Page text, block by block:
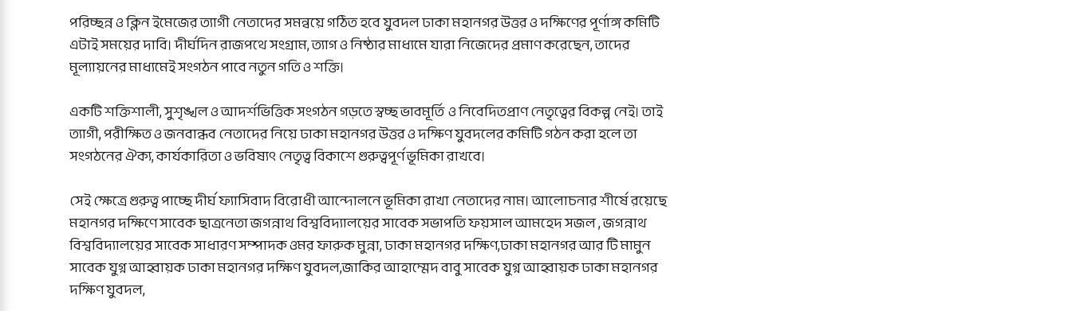
পরিচ্ছন্ন ও ক্লিন ইমেজের ত্যাগী নেতাদের সমন্বয়ে গঠিত হবে যুবদল ঢাকা মহানগর উত্তর ও দক্ষিণের পূর্ণাঙ্গ কমিটি
এটাই সময়ের দাবি। দীর্ঘদিন রাজপথে সংগ্রাম, ত্যাগ ও নিষ্ঠার মাধ্যমে যারা নিজেদের প্রমাণ করেছেন, তাদের
মূল্যায়নের মাধ্যমেই সংগঠন পাবে নতুন গতি ও শক্তি।
একটি শক্তিশালী, সুশৃঙ্খল ও আদর্শভিত্তিক সংগঠন গড়তে স্বচ্ছ ভাবমূর্তি ও নিবেদিতপ্রাণ নেতৃত্বের বিকল্প নেই। তাই
ত্যাগী, পরীক্ষিত ও জনবান্ধব নেতাদের নিয়ে ঢাকা মহানগর উত্তর ও দক্ষিণ যুবদলের কমিটি গঠন করা হলে তা
সংগঠনের ঐক্য, কার্যকারিতা ও ভবিষ্যৎ নেতৃত্ব বিকাশে গুরুত্বপূর্ণ ভূমিকা রাখবে।
সেই ক্ষেত্রে গুরুত্ব পাচ্ছে দীর্ঘ ফ্যাসিবাদ বিরোধী আন্দোলনে ভূমিকা রাখা নেতাদের নাম। আলোচনার শীর্ষে রয়েছে
মহানগর দক্ষিণে সাবেক ছাত্রনেতা জগন্নাথ বিশ্ববিদ্যালয়ের সাবেক সভাপতি ফয়সাল আমহেদ সজল , জগন্নাথ
বিশ্ববিদ্যালয়ের সাবেক সাধারণ সম্পাদক ওমর ফারুক মুন্না, ঢাকা মহানগর দক্ষিণ,ঢাকা মহানগর আর টি মামুন
সাবেক যুগ্ন আহ্বায়ক ঢাকা মহানগর দক্ষিণ যুবদল,জাকির আহাম্মেদ বাবু সাবেক যুগ্ন আহ্বায়ক ঢাকা মহানগর
দক্ষিণ যুবদল,